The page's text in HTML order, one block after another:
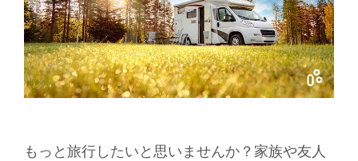
もっと旅行したいと思いませんか？家族や友人